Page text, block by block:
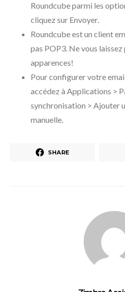
Roundcube parmi les
cliquez sur Envoyer.
Roundcube est un client
pas POP3. Ne vous
apparences!
Pour configurer votre
accédez à Applications >
synchronisation > Ajouter
manuelle.
SHARE